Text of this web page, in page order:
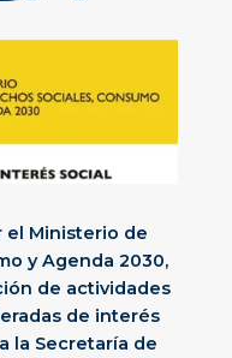
el Ministerio de
y Agenda 2030,
de actividades
de interés
la Secretaría de